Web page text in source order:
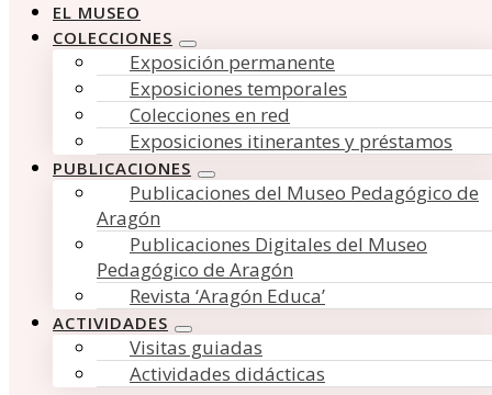
EL MUSEO
COLECCIONES
Exposición permanente
Exposiciones temporales
Colecciones en red
Exposiciones itinerantes y préstamos
PUBLICACIONES
Publicaciones del Museo Pedagógico de
Aragón
Publicaciones Digitales del Museo
Pedagógico de Aragón
Revista ‘Aragón Educa’
ACTIVIDADES
Visitas guiadas
Actividades didácticas